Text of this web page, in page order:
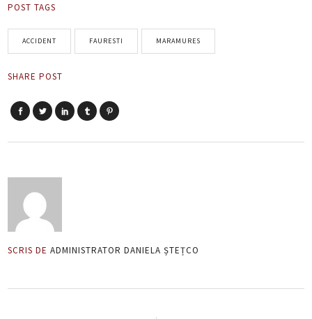
POST TAGS
ACCIDENT FAURESTI MARAMURES
SHARE POST
SCRIS DE ADMINISTRATOR DANIELA ȘTEȚCO